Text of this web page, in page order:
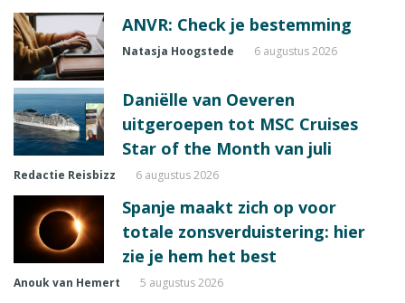
ANVR: Check je bestemming
Natasja Hoogstede 6 augustus 2026
Daniëlle van Oeveren
uitgeroepen tot MSC Cruises
Star of the Month van juli
Redactie Reisbizz 6 augustus 2026
Spanje maakt zich op voor
totale zonsverduistering: hier
zie je hem het best
Anouk van Hemert 5 augustus 2026